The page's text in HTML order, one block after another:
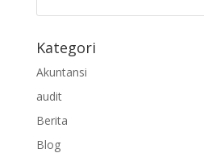
Kategori
Akuntansi
audit
Berita
Blog